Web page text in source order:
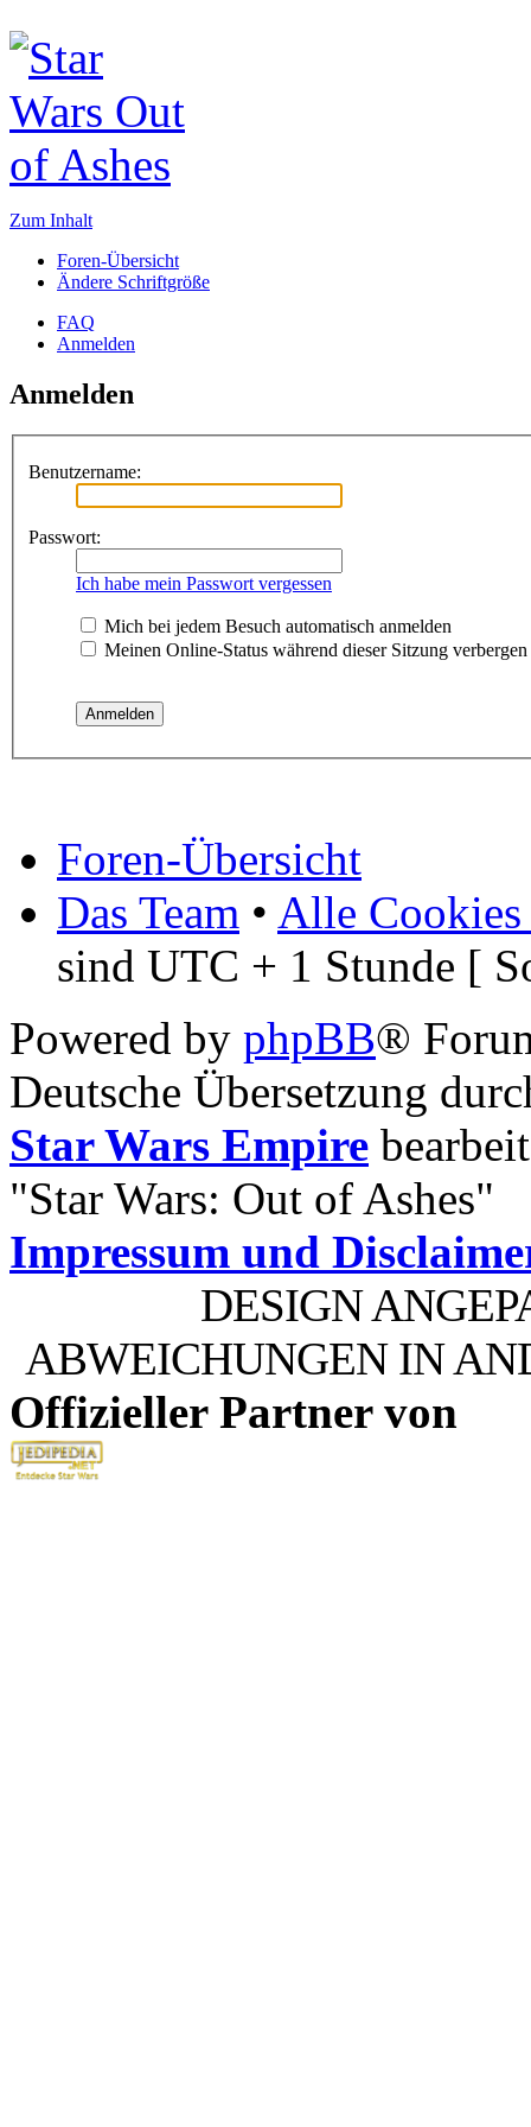
Zum Inhalt
Foren-Übersicht
Ändere Schriftgröße
FAQ
Anmelden
Anmelden
Benutzername:
Passwort:
Ich habe mein Passwort vergessen
Mich bei jedem Besuch automatisch anmelden
Meinen Online-Status während dieser Sitzung verbergen
Foren-Übersicht
Das Team • Alle Cookies
sind UTC + 1 Stunde [
Powered by phpBB®
Deutsche Übersetzung
Star Wars Empire
"Star Wars: Out of Ashes"
Impressum und
DESIGN
ABWEICHUNGEN IN
Offizieller Partner von